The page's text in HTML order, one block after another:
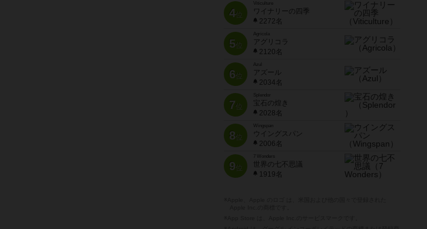
4位
Viticulture
ワイナリーの四季
2272名
5位
Agricola
アグリコラ
2120名
6位
Azul
アズール
2034名
7位
宝石の煌き
2028名
8位
Wingspan
ウイングスパン
2006名
9位
7 Wonders
世界の七不思議
1919名